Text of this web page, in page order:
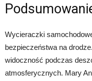
Wycieraczki
bezpieczeństwa na
widoczność podczas
atmosferycznych. Mary